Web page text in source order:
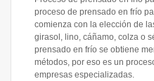
proceso de prensado en frío
comienza con la elección de
girasol, lino, cáñamo, colza o
prensado en frío se obtiene
métodos, por eso es un
empresas especializadas.